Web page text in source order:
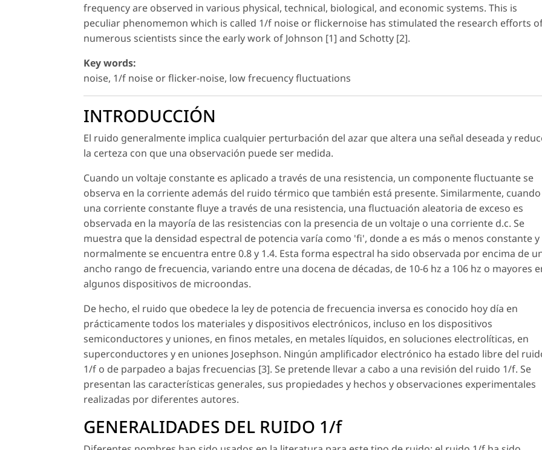
frequency are observed in various physical, technical, biological, and economic systems. This is
peculiar phenomemon which is called 1/f noise or flickernoise has stimulated the research efforts
numerous scientists since the early work of Johnson [1] and Schotty [2].
Key words:
noise, 1/f noise or flicker-noise, low frecuency fluctuations
INTRODUCCIÓN
El ruido generalmente implica cualquier perturbación del azar que altera una señal deseada y
la certeza con que una observación puede ser medida.
Cuando un voltaje constante es aplicado a través de una resistencia, un componente fluctuante se
observa en la corriente además del ruido térmico que también está presente. Similarmente, cuando
una corriente constante fluye a través de una resistencia, una fluctuación aleatoria de exceso es
observada en la mayoría de las resistencias con la presencia de un voltaje o una corriente d.c. Se
muestra que la densidad espectral de potencia varía como 'fi', donde a es más o menos constante y
normalmente se encuentra entre 0.8 y 1.4. Esta forma espectral ha sido observada por encima de
ancho rango de frecuencia, variando entre una docena de décadas, de 10-6 hz a 106 hz o mayores
algunos dispositivos de microondas.
De hecho, el ruido que obedece la ley de potencia de frecuencia inversa es conocido hoy día en
prácticamente todos los materiales y dispositivos electrónicos, incluso en los dispositivos
semiconductores y uniones, en finos metales, en metales líquidos, en soluciones electrolíticas, en
superconductores y en uniones Josephson. Ningún amplificador electrónico ha estado libre del
1/f o de parpadeo a bajas frecuencias [3]. Se pretende llevar a cabo a una revisión del ruido 1/f. Se
presentan las características generales, sus propiedades y hechos y observaciones experimentales
realizadas por diferentes autores.
GENERALIDADES DEL RUIDO 1/f